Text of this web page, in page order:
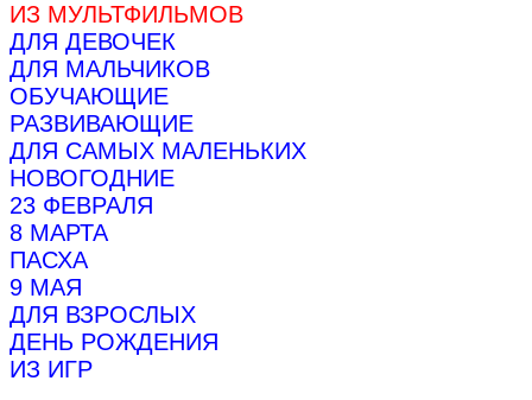
ИЗ МУЛЬТФИЛЬМОВ
ДЛЯ ДЕВОЧЕК
ДЛЯ МАЛЬЧИКОВ
ОБУЧАЮЩИЕ
РАЗВИВАЮЩИЕ
ДЛЯ САМЫХ МАЛЕНЬКИХ
НОВОГОДНИЕ
23 ФЕВРАЛЯ
8 МАРТА
ПАСХА
9 МАЯ
ДЛЯ ВЗРОСЛЫХ
ДЕНЬ РОЖДЕНИЯ
ИЗ ИГР